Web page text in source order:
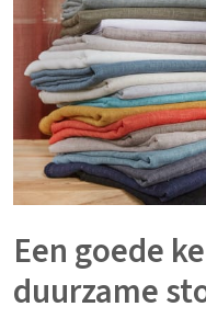
Een goede
duurzame